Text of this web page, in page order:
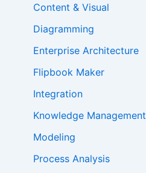
Content & Visual
Diagramming
Enterprise Architecture
Flipbook Maker
Integration
Knowledge Management
Modeling
Process Analysis